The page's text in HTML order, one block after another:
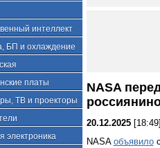
интеллект
БП и охлаждение
платы
ТВ и проекторы
электроника
NASA
20.12.2025
NASA объявило